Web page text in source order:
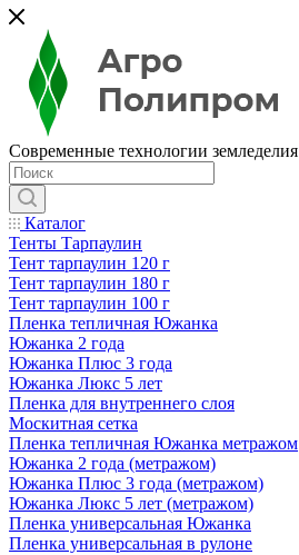
Современные технологии земледелия
Каталог
Тенты Тарпаулин
Тент тарпаулин 120 г
Тент тарпаулин 180 г
Тент тарпаулин 100 г
Пленка тепличная Южанка
Южанка 2 года
Южанка Плюс 3 года
Южанка Люкс 5 лет
Пленка для внутреннего слоя
Москитная сетка
Пленка тепличная Южанка метражом
Южанка 2 года (метражом)
Южанка Плюс 3 года (метражом)
Южанка Люкс 5 лет (метражом)
Пленка универсальная Южанка
Пленка универсальная в рулоне